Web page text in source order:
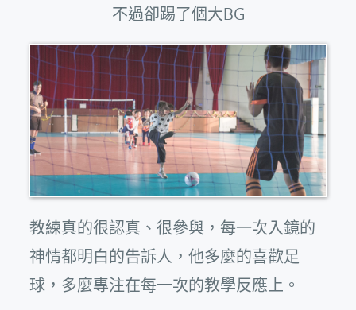
不過卻踢了個大BG
教練真的很認真、很參與，每一次入鏡的
神情都明白的告訴人，他多麼的喜歡足
球，多麼專注在每一次的教學反應上。